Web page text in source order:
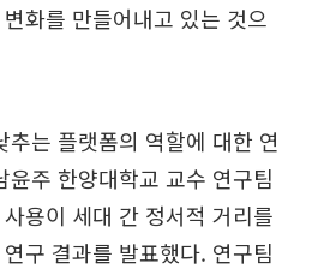
화를 만들어내고 있는 것으
는 플랫폼의 역할에 대한 연
주 한양대학교 교수 연구팀
용이 세대 간 정서적 거리를
구 결과를 발표했다. 연구팀